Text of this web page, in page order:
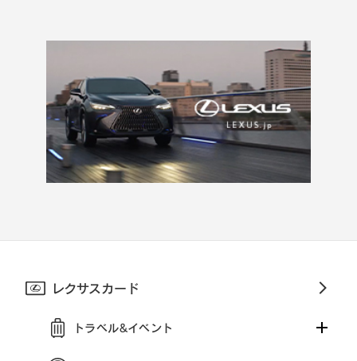
レクサスカード
トラベル&イベント